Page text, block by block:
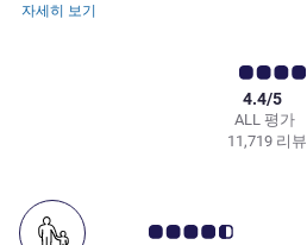
자세히 보기
ALL 평가
4.4/5
11,719 리뷰
고객 평점 4.5/5